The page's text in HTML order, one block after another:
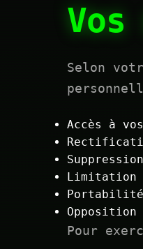
Selon
Accès à
Limitation
Portabilité
Pour